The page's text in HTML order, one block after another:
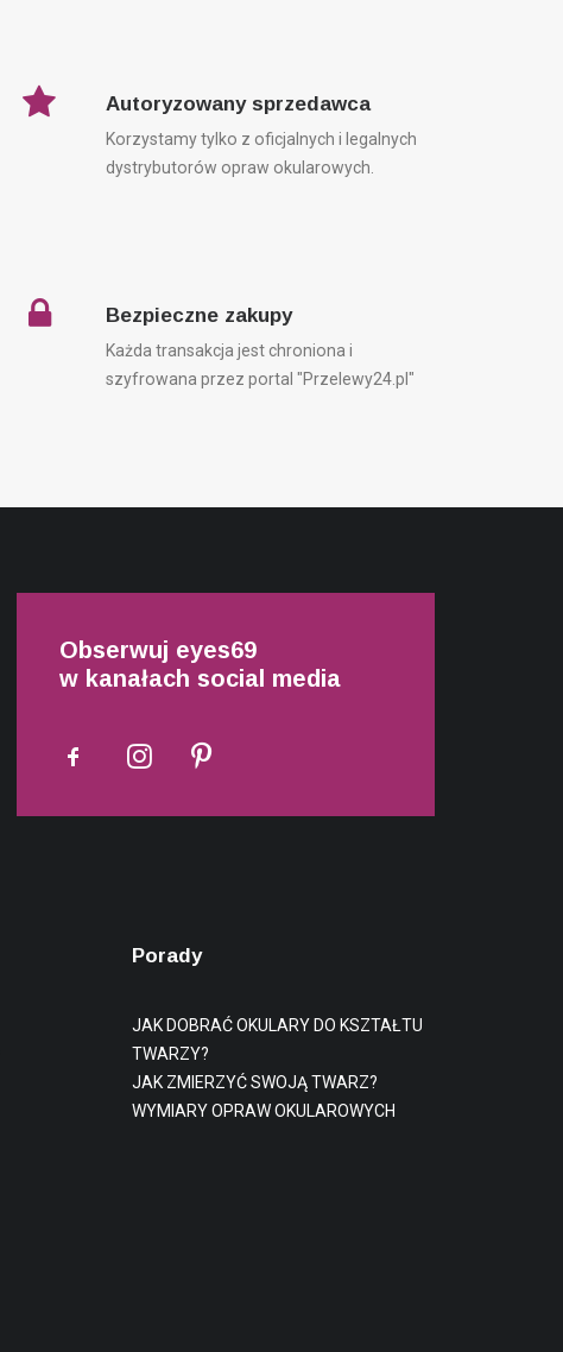
Autoryzowany sprzedawca
Korzystamy tylko z oficjalnych i legalnych
dystrybutorów opraw okularowych.
Bezpieczne zakupy
Każda transakcja jest chroniona i
szyfrowana przez portal "Przelewy24.pl"
Obserwuj eyes69
w kanałach social media
Porady
JAK DOBRAĆ OKULARY DO KSZTAŁTU
TWARZY?
JAK ZMIERZYĆ SWOJĄ TWARZ?
WYMIARY OPRAW OKULAROWYCH